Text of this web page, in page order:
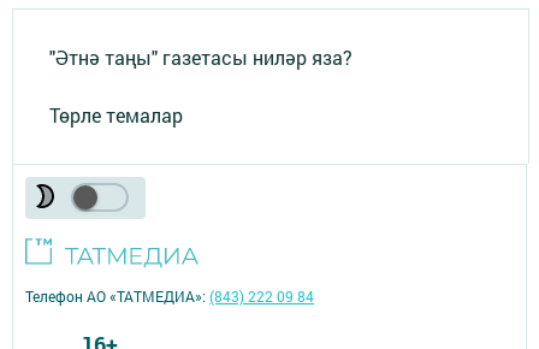
"Әтнә таңы" газетасы ниләр яза?
Төрле темалар
Телефон АО «ТАТМЕДИА»:(843) 222 09 84